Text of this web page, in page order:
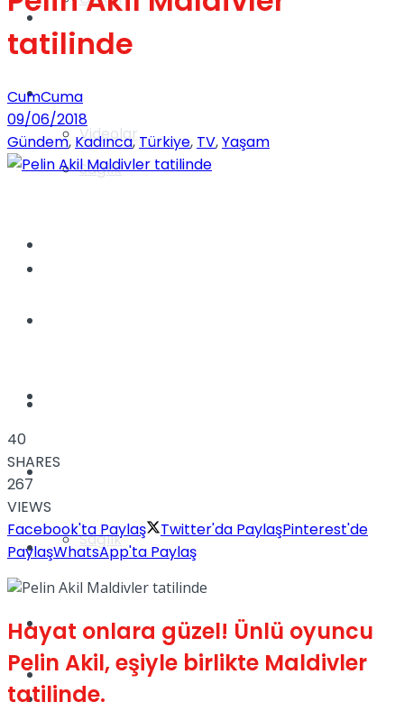
Videolar
Sağlık
TV
Gündem
Yaşam
Sağlık
Türkiye
Müzik
Sinema
Tatil
tatilinde
CumCuma
09/06/2018
Gündem, Kadınca,Türkiye, TV,Yaşam
40
SHARES
267
VIEWS
Facebook'ta Paylaş
Twitter'da PaylaşPinterest'de
PaylaşWhatsApp'ta Paylaş
Hayat onlara güzel! Ünlü oyuncu
Pelin Akil, eşiyle birlikte Maldivler
tatilinde.